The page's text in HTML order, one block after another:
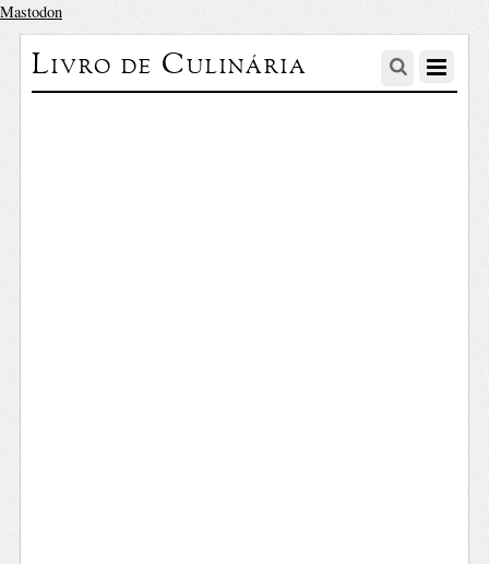
Mastodon
Livro de Culinária